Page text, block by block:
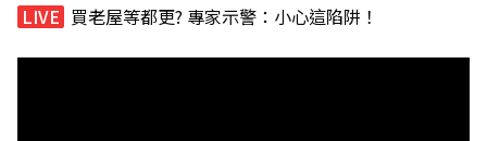
買老屋等都更? 專家示警：小心這陷阱！